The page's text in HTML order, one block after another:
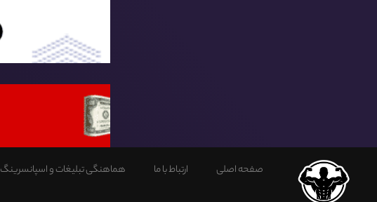
صفحه اصلی ارتباط با ما هماهنگی تبلیغات و اسپانسرینگ